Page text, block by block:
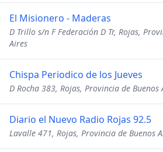
El Misionero - Maderas
D Trillo s/n F Federación D Tr, Rojas,
Aires
Chispa Periodico de los Jueves
D Rocha 383, Rojas, Provincia de Buenos
Diario el Nuevo Radio Rojas 92.5
Lavalle 471, Rojas, Provincia de Buenos